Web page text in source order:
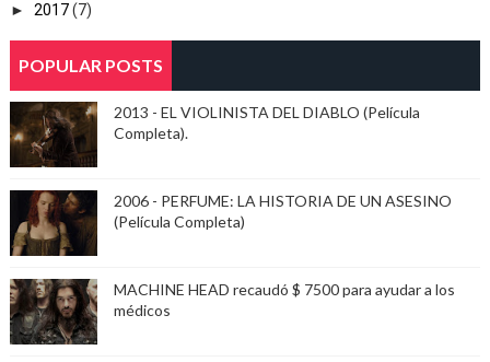
► 2017(7)
POPULAR POSTS
2013 - EL VIOLINISTA DEL DIABLO (Película
Completa).
2006 - PERFUME: LA HISTORIA DE UN ASESINO
(Película Completa)
MACHINE HEAD recaudó $ 7500 para ayudar a los
médicos